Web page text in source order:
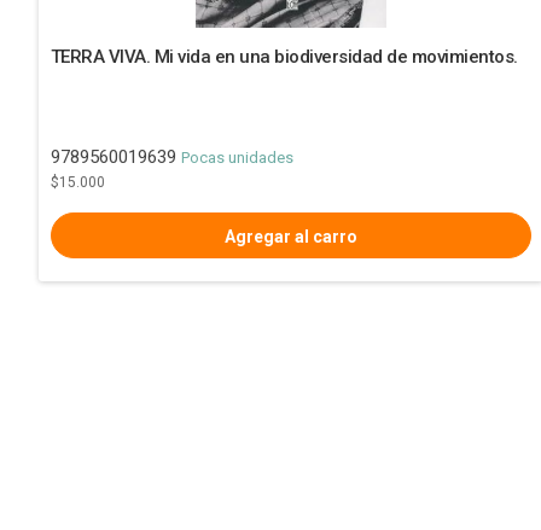
TERRA VIVA. Mi vida en una biodiversidad de movimientos.
9789560019639 Pocas unidades
$15.000